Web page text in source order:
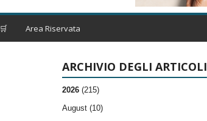
🛒 Area Riservata
ARCHIVIO DEGLI ARTICOLI
2026 (215)
August (10)